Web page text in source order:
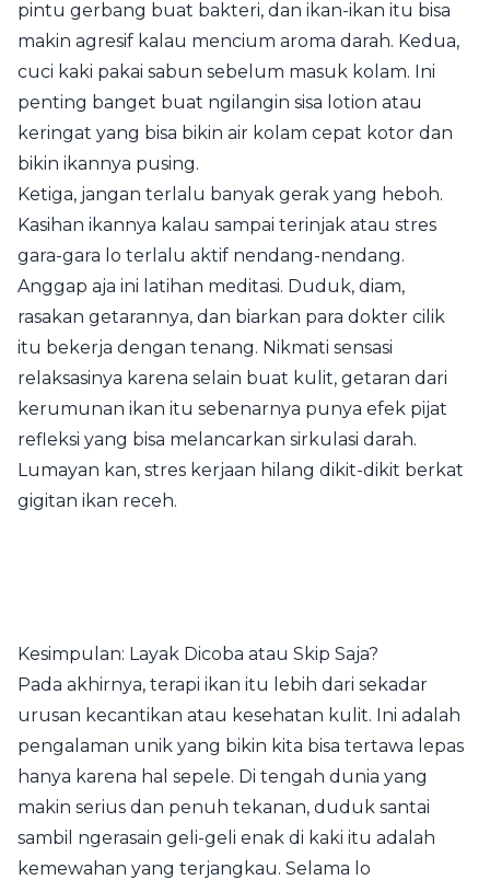
pintu gerbang buat bakteri, dan ikan-ikan itu bisa
makin agresif kalau mencium aroma darah. Kedua,
cuci kaki pakai sabun sebelum masuk kolam. Ini
penting banget buat ngilangin sisa lotion atau
keringat yang bisa bikin air kolam cepat kotor dan
bikin ikannya pusing.
Ketiga, jangan terlalu banyak gerak yang heboh.
Kasihan ikannya kalau sampai terinjak atau stres
gara-gara lo terlalu aktif nendang-nendang.
Anggap aja ini latihan meditasi. Duduk, diam,
rasakan getarannya, dan biarkan para dokter cilik
itu bekerja dengan tenang. Nikmati sensasi
relaksasinya karena selain buat kulit, getaran dari
kerumunan ikan itu sebenarnya punya efek pijat
refleksi yang bisa melancarkan sirkulasi darah.
Lumayan kan, stres kerjaan hilang dikit-dikit berkat
gigitan ikan receh.
Kesimpulan: Layak Dicoba atau Skip Saja?
Pada akhirnya, terapi ikan itu lebih dari sekadar
urusan kecantikan atau kesehatan kulit. Ini adalah
pengalaman unik yang bikin kita bisa tertawa lepas
hanya karena hal sepele. Di tengah dunia yang
makin serius dan penuh tekanan, duduk santai
sambil ngerasain geli-geli enak di kaki itu adalah
kemewahan yang terjangkau. Selama lo